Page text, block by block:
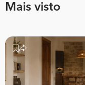
Mais visto